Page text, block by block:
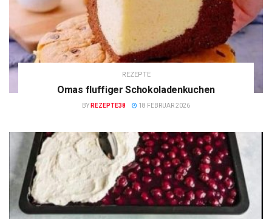
REZEPTE
Omas fluffiger Schokoladenkuchen
BY REZEPTE38 18 FEBRUAR 2026